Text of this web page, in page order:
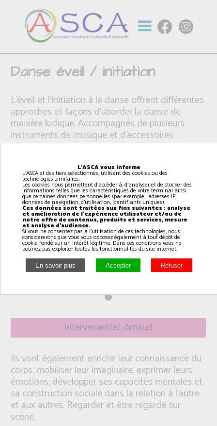
Danse éveil / initiation
L'éveil et l'initiation à la danse offrent différentes
approches et façons d’aborder la danse de
manière ludique. Accompagnés de plusieurs
instruments de musique et d'accessoires
pédagogique, les enfants vont développer leur
danse après quelques années ( classique, jazz,
contemporain )
Intervenant(e): Arnaud
Ils vont également enrichir leur connaissance du
corps, mobiliser leur imaginaire, exprimer leurs
émotions, développer ses capacités mentales et
sa construction sociale dans la relation à l’autre
et aux autres. Regarder et être regardé sur
scène.
L'ASCA vous informe
L'ASCA et des tiers selectionnés, utilisent des cookies ou des
technologies similaires.
Les cookies nous permettent d'accéder à, d'analyser et de stocker des
informations telles que les caractéristiques de votre terminal ainsi
que certaines données personnelles (par exemple : adresses IP,
données de navigation, d'utilisation, identifiants uniques).
Ces données sont traitées aux fins suivantes : analyse
et amélioration de l'expérience utilisateur et/ou de
notre offre de contenus, produits et services, mesure
et analyse d'audience.
Si vous ne consentez pas à l'utilisation de ces technologies, nous
considérerons que vous vous opposez également à tout dépôt de
cookie fondé sur un intérêt légitime. Dans ces conditions vous ne
pourrez pas exploiter toutes les fonctionnalités du site internet.